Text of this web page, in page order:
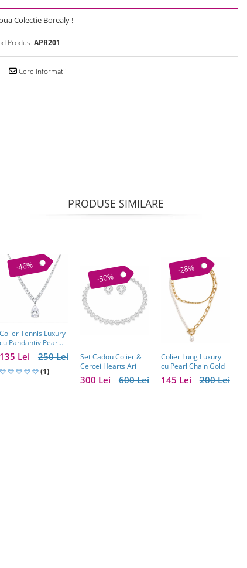
Colectie Borealy !
Produs: APR201
Cere informatii
PRODUSE SIMILARE
-46%
Colier Tennis Luxury
cu Pandantiv Pear
Cut – Eleganță
Atemporală 250 Lei
135 Lei
(1)
-50%
Set Cadou Colier &
Cercei Hearts Ari
600 Lei
300 Lei
-28%
Colier Lung Luxury
cu Pearl Chain Gold
200 Lei
145 Lei